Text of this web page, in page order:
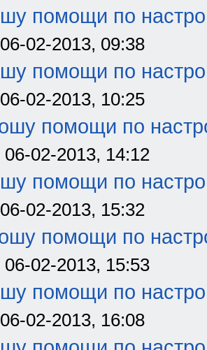
помощи по
02-2013, 09:38
помощи по
02-2013, 10:25
помощи по
06-02-2013, 14:12
помощи по
02-2013, 15:32
помощи по
06-02-2013, 15:53
помощи по
02-2013, 16:08